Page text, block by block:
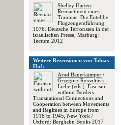
Shelley Harten:
Reenactment eines
Traumas: Die Entebbe
Flugzeugentführung
1976. Deutsche Terroristen in der
israelischen Presse, Marburg:
Tectum 2012
Weitere Rezensionen von Tobias
Hof:
Arnd Bauerkämper /
Grzegorz Rossoliński-
Liebe (eds.): Fascism
without Borders.
Transnational Connections and
Cooperation between Movements
and Regimes in Europe from
1918 to 1945, New York /
Oxford: Berghahn Books 2017